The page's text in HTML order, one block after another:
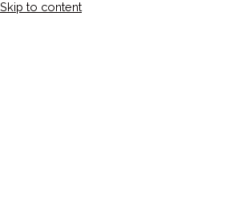
Skip to content